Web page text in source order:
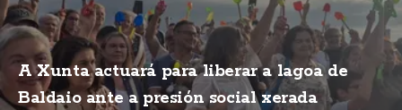
A Xunta actuará para liberar a lagoa de
Baldaio ante a presión social xerada